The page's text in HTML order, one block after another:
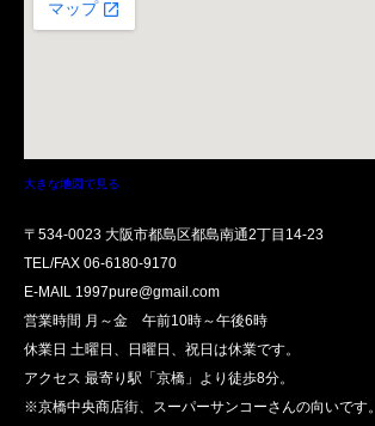
大きな地図で見る
〒534-0023 大阪市都島区都島南通2丁目14-23
TEL/FAX 06-6180-9170
E-MAIL 1997pure@gmail.com
営業時間 月～金 午前10時～午後6時
休業日 土曜日、日曜日、祝日は休業です。
アクセス 最寄り駅「京橋」より徒歩8分。
※京橋中央商店街、スーパーサンコーさんの向いです。